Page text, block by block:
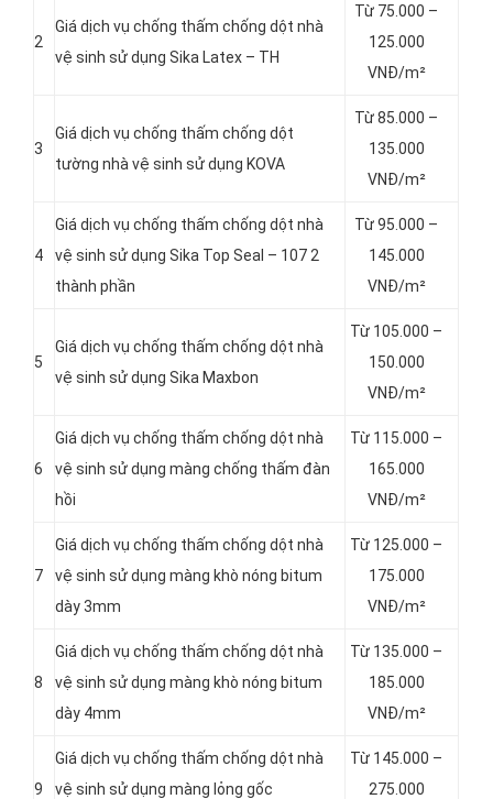
2
Giá dịch vụ chống thấm chống dột nhà
vệ sinh sử dụng Sika Latex – TH
Từ 75.000 –
125.000
VNĐ/m²
3
Giá dịch vụ chống thấm chống dột
tường nhà vệ sinh sử dụng KOVA
Từ 85.000 –
135.000
VNĐ/m²
4
Giá dịch vụ chống thấm chống dột nhà
vệ sinh sử dụng Sika Top Seal – 107 2
thành phần
Từ 95.000 –
145.000
VNĐ/m²
5
Giá dịch vụ chống thấm chống dột nhà
vệ sinh sử dụng Sika Maxbon
Từ 105.000 –
150.000
VNĐ/m²
6
Giá dịch vụ chống thấm chống dột nhà
vệ sinh sử dụng màng chống thấm đàn
hồi
Từ 115.000 –
165.000
VNĐ/m²
7
Giá dịch vụ chống thấm chống dột nhà
vệ sinh sử dụng màng khò nóng bitum
dày 3mm
Từ 125.000 –
175.000
VNĐ/m²
8
Giá dịch vụ chống thấm chống dột nhà
vệ sinh sử dụng màng khò nóng bitum
dày 4mm
Từ 135.000 –
185.000
VNĐ/m²
9
Giá dịch vụ chống thấm chống dột nhà
vệ sinh sử dụng màng lỏng gốc
Từ 145.000 –
275.000